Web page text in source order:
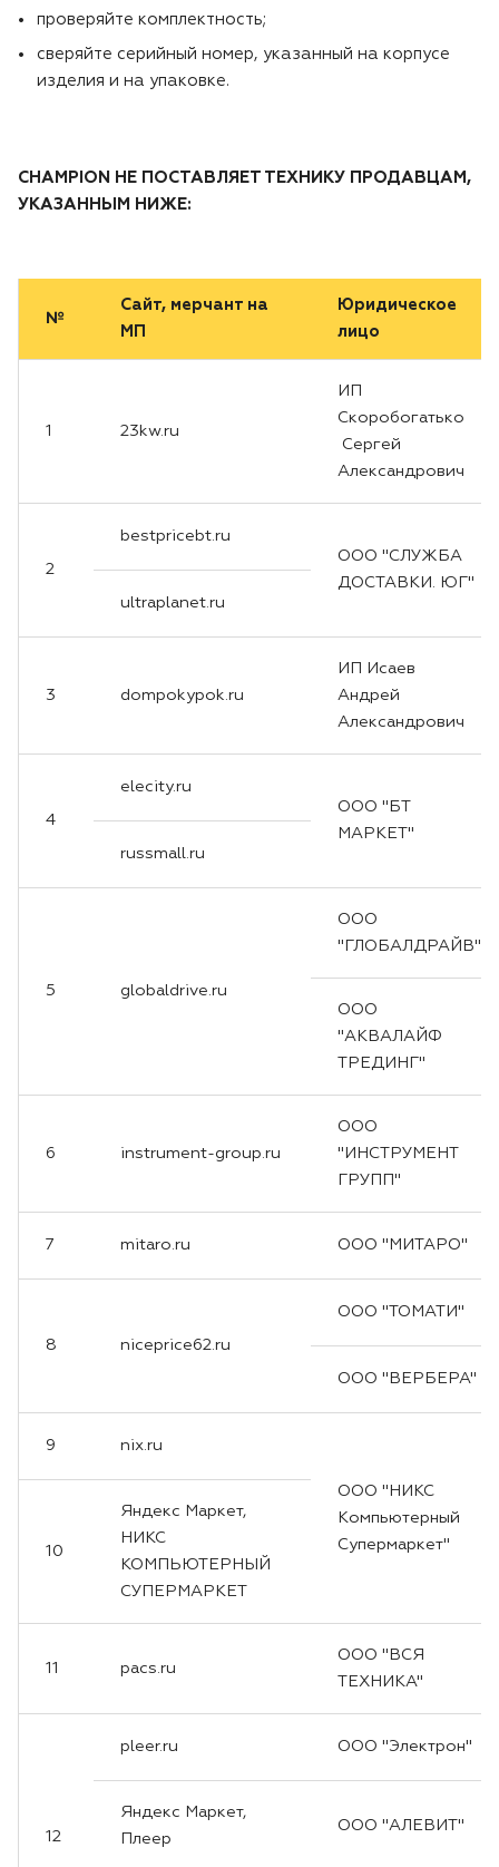
Мотодрели
Снегоотбрасыватели
Техника PRO
Станки заточные
Высоторезы
проверяйте комплектность;
сверяйте серийный номер, указанный на корпусе
изделия и на упаковке.
CHAMPION НЕ ПОСТАВЛЯЕТ ТЕХНИКУ ПРОДАВЦАМ,
УКАЗАННЫМ НИЖЕ:
№
Сайт, мерчант на
МП
Юридическое
лицо
1 23kw.ru
ИП
Скоробогатько
Сергей
Александрович
2
bestpricebt.ru
ООО "СЛУЖБА
ДОСТАВКИ. ЮГ"
ultraplanet.ru
3 dompokypok.ru
ИП Исаев
Андрей
Александрович
4
elecity.ru
ООО "БТ
МАРКЕТ"
russmall.ru
5 globaldrive.ru
ООО
"ГЛОБАЛДРАЙВ"
ООО
"АКВАЛАЙФ
ТРЕДИНГ"
6 instrument-group.ru
ООО
"ИНСТРУМЕНТ
ГРУПП"
7 mitaro.ru ООО "МИТАРО"
8 niceprice62.ru
ООО "ТОМАТИ"
ООО "ВЕРБЕРА"
9 nix.ru
ООО "НИКС
Компьютерный
Супермаркет"
10
Яндекс Маркет,
НИКС
КОМПЬЮТЕРНЫЙ
СУПЕРМАРКЕТ
11 pacs.ru
ООО "ВСЯ
ТЕХНИКА"
12
pleer.ru ООО "Электрон"
Яндекс Маркет,
Плеер
ООО "АЛЕВИТ"